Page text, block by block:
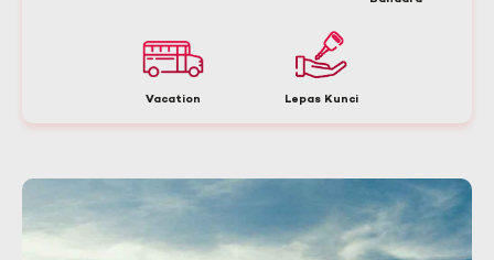
Vacation Lepas Kunci